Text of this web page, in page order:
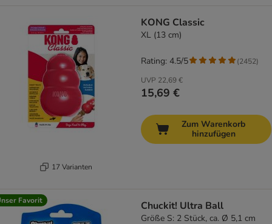
17 Varianten
KONG Classic
XL (13 cm)
UVP 22,69 €
15,69 €
Rating: 4.5/5 (2452)
Zum Warenkorb
hinzufügen
Favorit Chuckit! Ultra Ball
Größe S: 2 Stück, ca. Ø 5,1 cm